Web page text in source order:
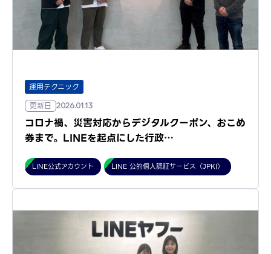
運用テクニック
更新日
2026.01.13
コロナ禍、災害対応からデジタルクーポン、おこめ
券まで。LINEを起点にした行政…
LINE公式アカウント LINE 公的個人認証サービス（JPKI）